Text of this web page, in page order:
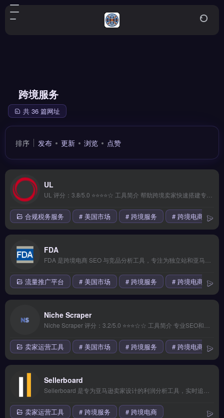
跨境服务
共 36 篇网址
排序 发布 更新 浏览 点赞
UL
合规税务服务 # 美国市场 # 跨境服务 # 跨境电商
FDA
流量推广平台 # 美国市场 # 跨境服务 # 跨境电商
Niche Scraper
卖家运营工具 # 美国市场 # 跨境服务 # 跨境电商
Sellerboard
卖家运营工具 # 跨境服务 # 跨境电商